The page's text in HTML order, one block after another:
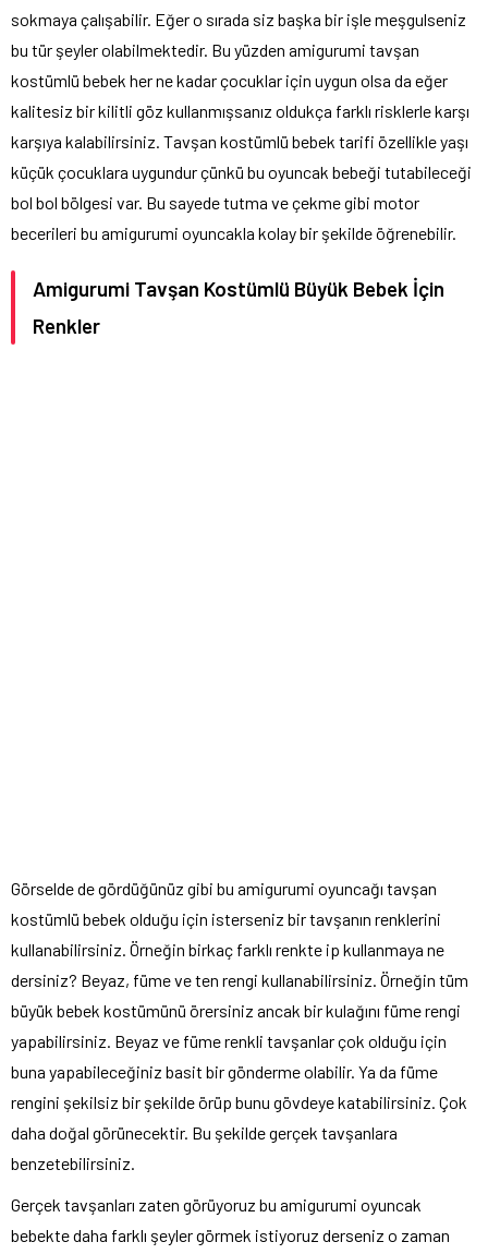
sokmaya çalışabilir. Eğer o sırada siz başka bir işle meşgulseniz
bu tür şeyler olabilmektedir. Bu yüzden amigurumi tavşan
kostümlü bebek her ne kadar çocuklar için uygun olsa da eğer
kalitesiz bir kilitli göz kullanmışsanız oldukça farklı risklerle karşı
karşıya kalabilirsiniz. Tavşan kostümlü bebek tarifi özellikle yaşı
küçük çocuklara uygundur çünkü bu oyuncak bebeği tutabileceği
bol bol bölgesi var. Bu sayede tutma ve çekme gibi motor
becerileri bu amigurumi oyuncakla kolay bir şekilde öğrenebilir.
Amigurumi Tavşan Kostümlü Büyük Bebek İçin
Renkler
Görselde de gördüğünüz gibi bu amigurumi oyuncağı tavşan
kostümlü bebek olduğu için isterseniz bir tavşanın renklerini
kullanabilirsiniz. Örneğin birkaç farklı renkte ip kullanmaya ne
dersiniz? Beyaz, füme ve ten rengi kullanabilirsiniz. Örneğin tüm
büyük bebek kostümünü örersiniz ancak bir kulağını füme rengi
yapabilirsiniz. Beyaz ve füme renkli tavşanlar çok olduğu için
buna yapabileceğiniz basit bir gönderme olabilir. Ya da füme
rengini şekilsiz bir şekilde örüp bunu gövdeye katabilirsiniz. Çok
daha doğal görünecektir. Bu şekilde gerçek tavşanlara
benzetebilirsiniz.
Gerçek tavşanları zaten görüyoruz bu amigurumi oyuncak
bebekte daha farklı şeyler görmek istiyoruz derseniz o zaman